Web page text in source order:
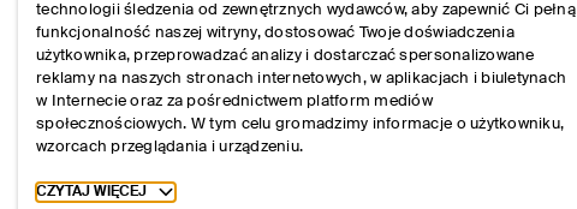
technologii śledzenia od zewnętrznych wydawców, aby zapewnić Ci pełną
funkcjonalność naszej witryny, dostosować Twoje doświadczenia
użytkownika, przeprowadzać analizy i dostarczać spersonalizowane
reklamy na naszych stronach internetowych, w aplikacjach i biuletynach
w Internecie oraz za pośrednictwem platform mediów
społecznościowych. W tym celu gromadzimy informacje o użytkowniku,
wzorcach przeglądania i urządzeniu.
Toggle more cookie information
CZYTAJ WIĘCEJ